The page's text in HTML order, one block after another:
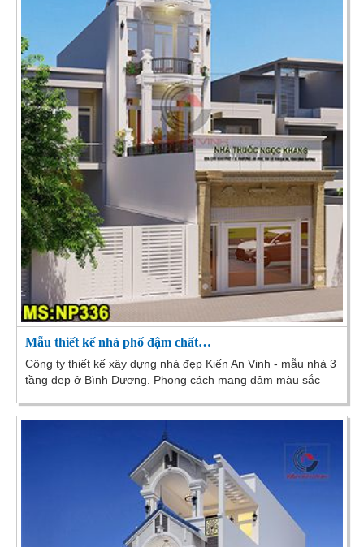
Mẫu thiết kế nhà phố đậm chất…
Công ty thiết kế xây dựng nhà đẹp Kiến An Vinh - mẫu nhà 3
tầng đẹp ở Bình Dương. Phong cách mạng đậm màu sắc